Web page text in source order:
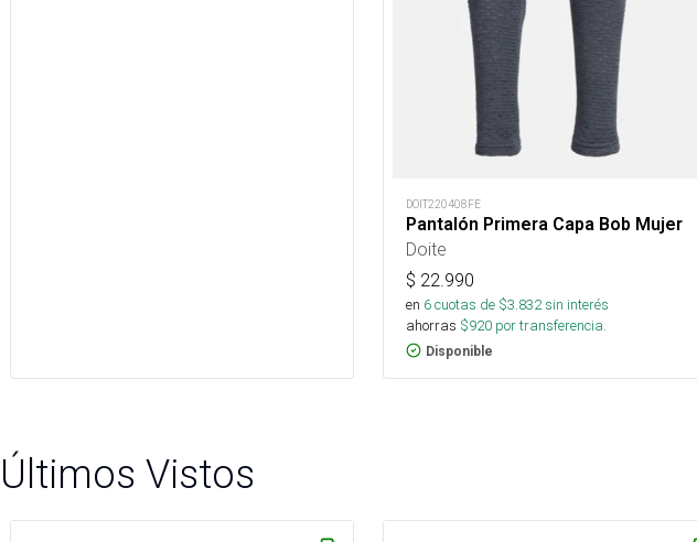
DOIT220408FE
Pantalón Primera Capa Bob Mujer
Doite
$ 22.990
en 6cuotas de $3.832sin interés
ahorras $920 por transferencia.
Disponible
Últimos Vistos